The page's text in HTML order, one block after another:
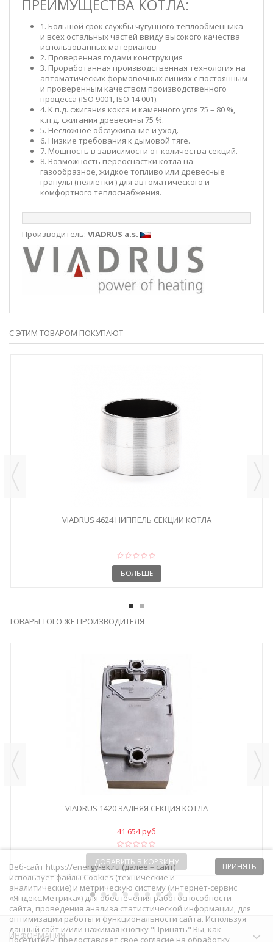
ПРЕИМУЩЕСТВА КОТЛА:
1. Большой срок службы чугунного теплообменника
и всех остальных частей ввиду высокого качества
использованных материалов
2. Проверенная годами конструкция
3. Проработанная производственная технология на
автоматических формовочных линиях с постоянным
и проверенным качеством производственного
процесса (ISO 9001, ISO 14 001).
4. К.п.д. сжигания кокса и каменного угля 75 – 80 %,
к.п.д. сжигания древесины 75 %.
5. Несложное обслуживание и уход.
6. Низкие требования к дымовой тяге.
7. Мощность в зависимости от количества секций.
8. Возможность переоснастки котла на
газообразное, жидкое топливо или древесные
гранулы (пеллетки ) для автоматического и
комфортного теплоснабжения.
Производитель: VIADRUS a.s.
С ЭТИМ ТОВАРОМ ПОКУПАЮТ
VIADRUS 4624 НИППЕЛЬ СЕКЦИИ КОТЛА
БОЛЬШЕ
ТОВАРЫ ТОГО ЖЕ ПРОИЗВОДИТЕЛЯ
VIADRUS 1420 ЗАДНЯЯ СЕКЦИЯ КОТЛА
41 654 руб
ДОБАВИТЬ В КОРЗИНУ
ИНФОРМАЦИЯ
ПРИНЯТЬ
Веб-сайт https://energy-ek.ru (далее – сайт)
использует файлы Cookies (технические и
аналитические) и метрическую систему (интернет-сервис
«Яндекс.Метрика») для обеспечения работоспособности
сайта, проведения анализа статистической информации, для
оптимизации работы и функциональности сайта. Используя
данный сайт и/или нажимая кнопку "Принять" Вы, как
посетитель, предоставляет свое согласие на обработку